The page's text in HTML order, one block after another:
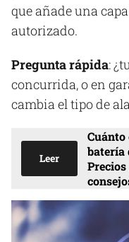
que añade una
autorizado.
Pregunta rápida:
concurrida, o en
cambia el tipo de
Leer
Cuánto
batería